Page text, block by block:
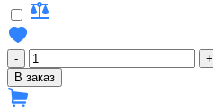
-
+
В заказ